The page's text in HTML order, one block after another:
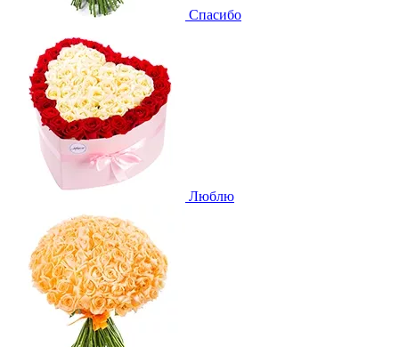
Спасибо
Люблю